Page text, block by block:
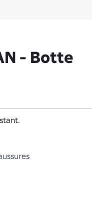
- Botte